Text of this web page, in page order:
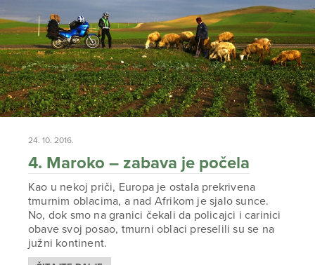
24. 10. 2016.
4. Maroko – zabava je počela
Kao u nekoj priči, Europa je ostala prekrivena
tmurnim oblacima, a nad Afrikom je sjalo sunce.
No, dok smo na granici čekali da policajci i carinici
obave svoj posao, tmurni oblaci preselili su se na
južni kontinent.